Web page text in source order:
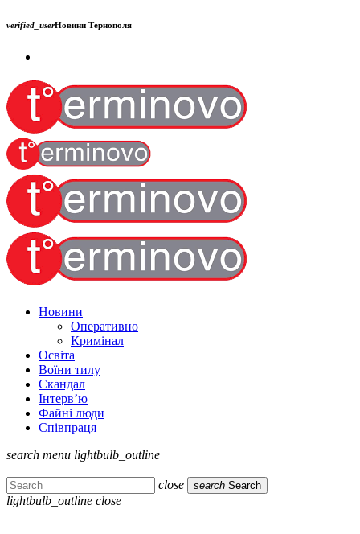
verified_userНовини Тернополя
Новини
Оперативно
Кримінал
Освіта
Воїни тилу
Скандал
Інтерв’ю
Файні люди
Співпраця
search menu lightbulb_outline
close search Search
lightbulb_outline close